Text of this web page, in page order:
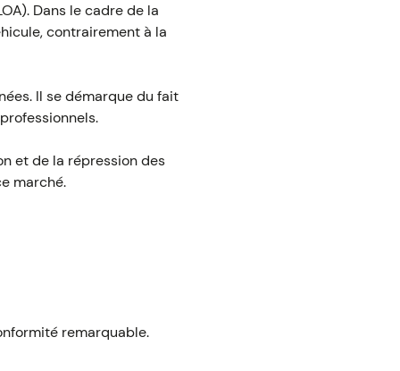
Dans le cadre de la
contrairement à la
Il se démarque du fait
et de la répression des
marché.
remarquable.